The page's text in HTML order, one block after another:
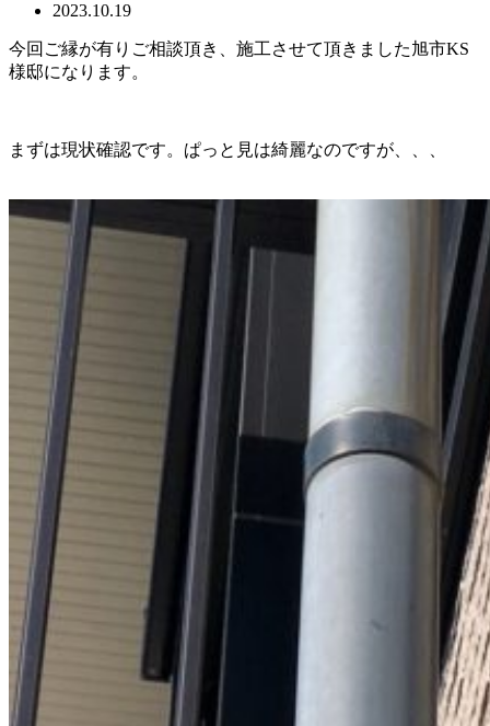
2023.10.19
今回ご縁が有りご相談頂き、施工させて頂きました旭市KS
様邸になります。
まずは現状確認です。ぱっと見は綺麗なのですが、、、